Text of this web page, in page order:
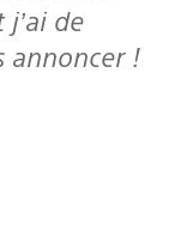
de
annoncer !